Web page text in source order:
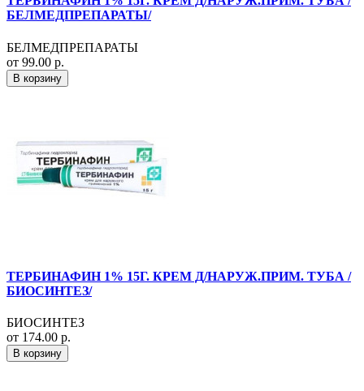
БЕЛМЕДПРЕПАРАТЫ/
БЕЛМЕДПРЕПАРАТЫ
от 99.00 р.
В корзину
ТЕРБИНАФИН 1% 15Г. КРЕМ Д/НАРУЖ.ПРИМ. ТУБА /
БИОСИНТЕЗ/
БИОСИНТЕЗ
от 174.00 р.
В корзину